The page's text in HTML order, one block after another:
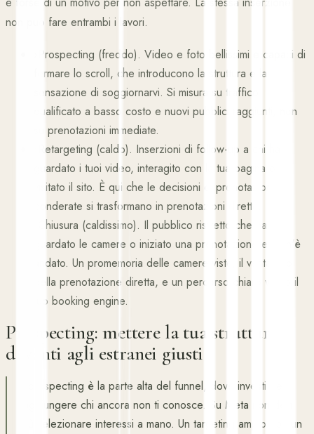
non può fare entrambi i lavori.
Prospecting (freddo). Video e foto bellissimi e capaci di
fermare lo scroll, che introducono la struttura e la
sensazione di soggiornarvi. Si misura su traffico
qualificato a basso costo e nuovi pubblici raggiunti, non
su prenotazioni immediate.
Retargeting (caldo). Inserzioni di follow-up a chi ha
guardato i tuoi video, interagito con la tua pagina o
visitato il sito. È qui che le decisioni di prenotazione
ponderate si trasformano in prenotazioni dirette.
Chiusura (caldissimo). Il pubblico ristretto che ha
guardato le camere o iniziato una prenotazione e se n'è
andato. Un promemoria delle camere viste, il vantaggio
della prenotazione diretta, e un percorso chiaro verso il
tuo booking engine.
Prospecting: mettere la tua struttura
davanti agli estranei giusti
Il prospecting è la parte alta del funnel, dove investi per
raggiungere chi ancora non ti conosce. Su Meta non devi
più selezionare interessi a mano. Un targeting ampio con un